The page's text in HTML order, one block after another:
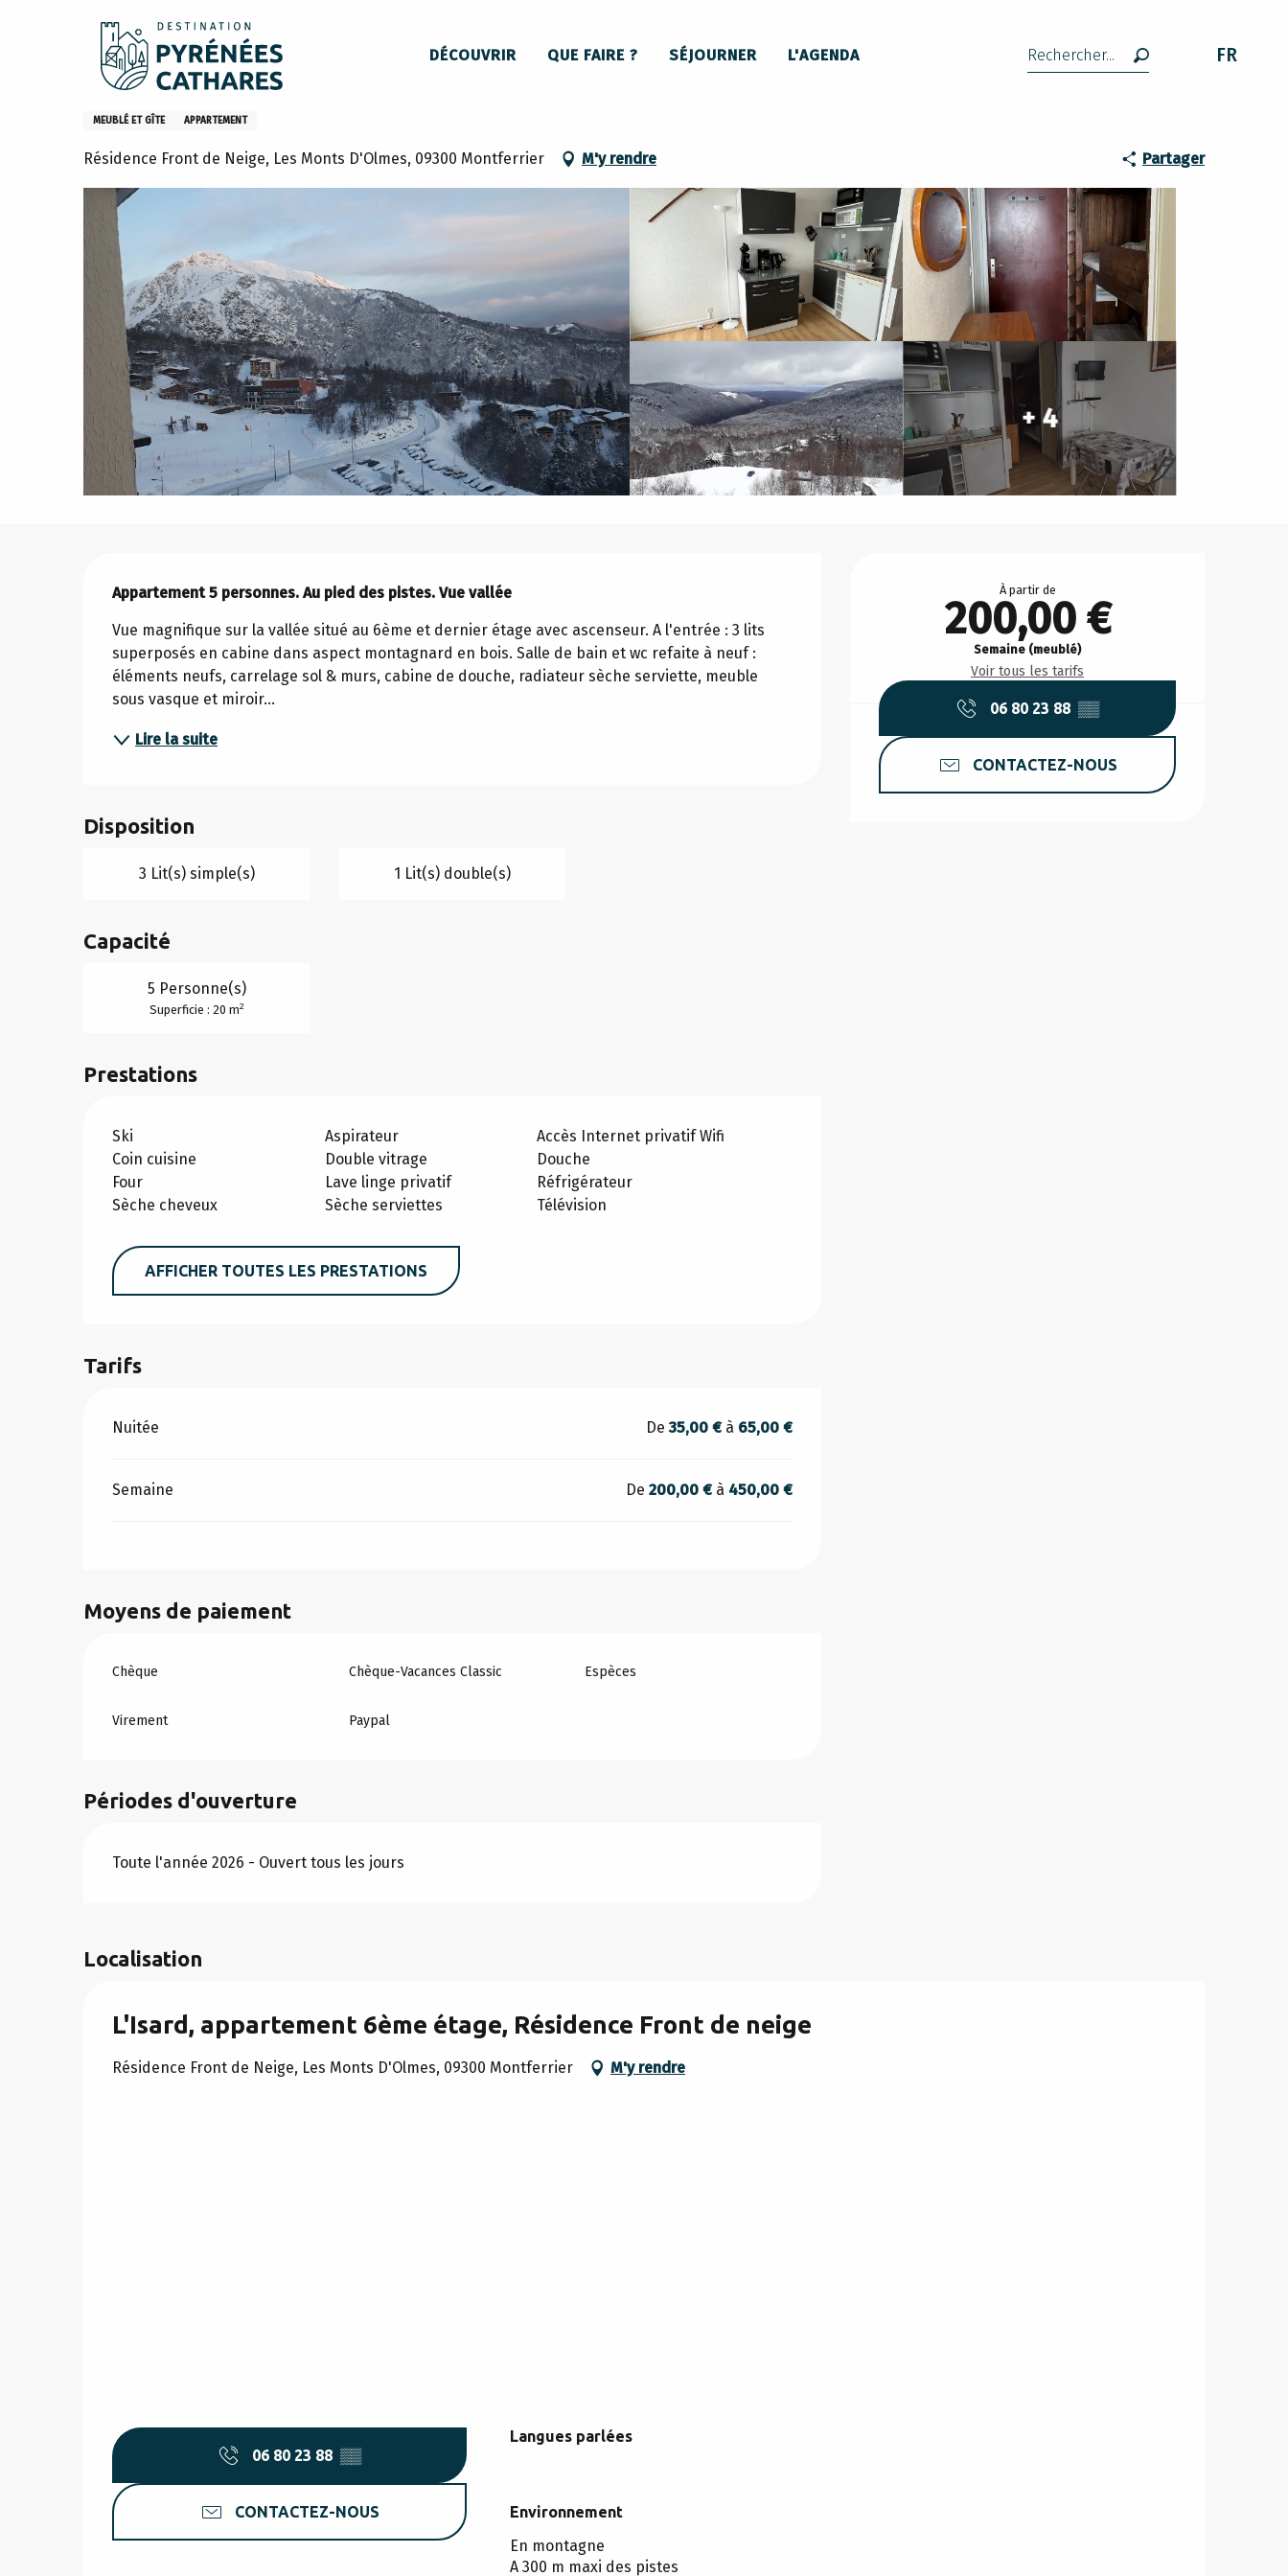
Recherche FR
DÉCOUVRIR QUE FAIRE ? SÉJOURNER L'AGENDA
Accueil Sejourner Où dormir
L'Isard, appartement 6ème étage, Résidence Front de neige
MEUBLÉ ET GÎTE APPARTEMENT
Résidence Front de Neige, Les Monts D'Olmes, 09300 Montferrier M'y rendre Partager
+ 4
Ouverture et coordonnées
À partir de
200,00 €
Semaine (meublé)
Voir tous les tarifs
06 80 23 88 ▒▒
CONTACTEZ-NOUS
Appartement 5 personnes. Au pied des pistes. Vue vallée
Vue magnifique sur la vallée situé au 6ème et dernier étage avec ascenseur. A l'entrée : 3 lits
superposés en cabine dans aspect montagnard en bois. Salle de bain et wc refaite à neuf :
éléments neufs, carrelage sol & murs, cabine de douche, radiateur sèche serviette, meuble
sous vasque et miroir...
Lire la suite
Disposition
3 Lit(s) simple(s) 1 Lit(s) double(s)
Capacité
5 Personne(s)
Superficie : 20 m2
Prestations
Ski Aspirateur
Accès Internet privatif Wifi
Coin cuisine
Double vitrage
Douche
Four
Lave linge privatif
Réfrigérateur
Sèche cheveux
Sèche serviettes Télévision
AFFICHER TOUTES LES PRESTATIONS
Tarifs
Tarifs 2026
Nuitée De35,00 €à 65,00 €
Semaine De200,00 €à 450,00 €
Moyens de paiement
Chèque Chèque-Vacances Classic Espèces
Virement Paypal
Périodes d'ouverture
Toute l'année 2026 - Ouvert tous les jours
Localisation
L'Isard, appartement 6ème étage, Résidence Front de neige
Résidence Front de Neige, Les Monts D'Olmes, 09300 Montferrier M'y rendre
06 80 23 88 ▒▒
CONTACTEZ-NOUS
Langues parlées
Langues parlées
Environnement
Environnement
En montagne
A 300 m maxi des pistes